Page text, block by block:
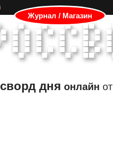
Журнал / Магазин
дня онлайн от